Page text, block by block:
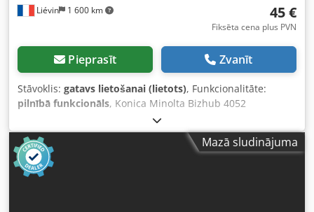
Liévin 1 600 km 45 €
Fiksēta cena plus PVN
Pieprasīt Zvanīt
Stāvoklis: gatavs lietošanai (lietots), Funkcionalitāte:
pilnībā funkcionāls, Konica Minolta Bizhub 4052
Pārbaudīts un gatavs drukāšanai Cena par 30 vienībām: 45
€ Kā pieredzējuši lietotu kopētāju tirgotāji, esam
izstrādājuši īstu kompetenci iesaiņošanā un paletēto
sūtījumu organizēšanā, lai nodrošinātu klientiem perfektā
stāvoklī esošas iekārtas piegādi. Mēs piegādājam
Mazā sludinājuma